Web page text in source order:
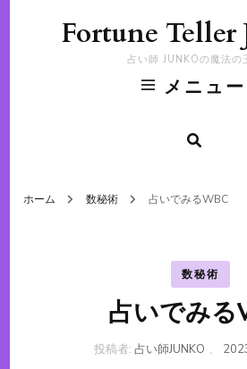
Fortune Teller
占い師 JUNKOの魔法の
メニュー
ホーム 数秘術 占いでみるWBC
数秘術
占いでみる
投稿者: 占い師JUNKO 、